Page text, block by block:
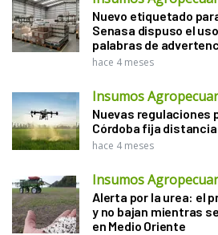
Nuevo etiquetado
Senasa dispuso el
palabras de
hace 4 meses
Insumos
Nuevas regulaciones
Córdoba fija
hace 4 meses
Insumos
Alerta por la urea: el
y no bajan mientras
en Medio Oriente